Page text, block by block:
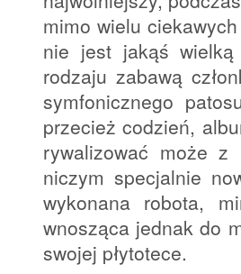
mimo wielu
nie jest jakąś
rodzaju zabawą
symfonicznego
przecież codzień,
rywalizować może
niczym specjalnie
wykonana robota,
wnosząca jednak do
swojej płytotece.